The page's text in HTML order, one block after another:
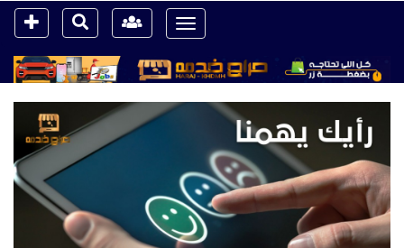
Toggle
navigation